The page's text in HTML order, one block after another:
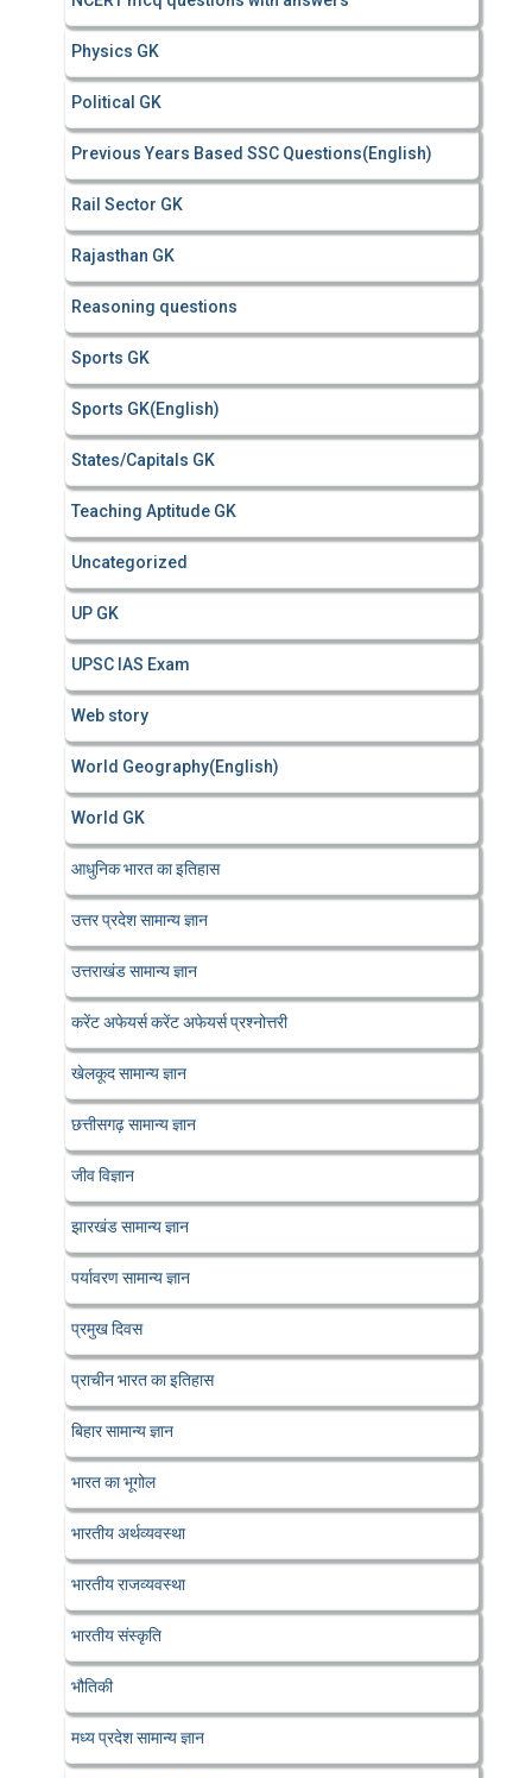
Physics GK
Political GK
Previous Years Based SSC Questions(English)
Rail Sector GK
Rajasthan GK
Reasoning questions
Sports GK
Sports GK(English)
States/Capitals GK
Teaching Aptitude GK
Uncategorized
UP GK
UPSC IAS Exam
Web story
World Geography(English)
World GK
आधुनिक भारत का इतिहास
उत्तर प्रदेश सामान्य ज्ञान
उत्तराखंड सामान्य ज्ञान
करेंट अफेयर्स करेंट अफेयर्स प्रश्नोत्तरी
खेलकूद सामान्य ज्ञान
छत्तीसगढ़ सामान्य ज्ञान
जीव विज्ञान
झारखंड सामान्य ज्ञान
पर्यावरण सामान्य ज्ञान
प्रमुख दिवस
प्राचीन भारत का इतिहास
बिहार सामान्य ज्ञान
भारत का भूगोल
भारतीय अर्थव्यवस्था
भारतीय राजव्यवस्था
भारतीय संस्कृति
भौतिकी
मध्य प्रदेश सामान्य ज्ञान